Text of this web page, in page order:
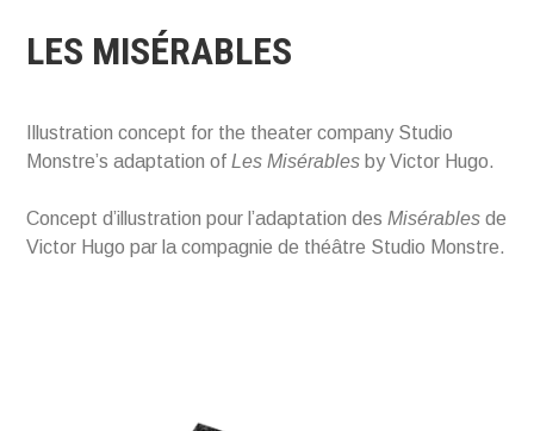
LES MISÉRABLES
Illustration concept for the theater company Studio
Monstre’s adaptation ofLes Misérables by Victor Hugo.
Concept d’illustration pour l’adaptation desMisérables de
Victor Hugo par la compagnie de théâtre Studio Monstre.